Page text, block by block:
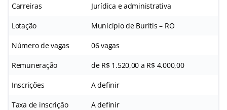
Carreiras Jurídica e administrativa
Lotação Município de Buritis – RO
Número de vagas 06 vagas
Remuneração de R$ 1.520,00 a R$ 4.000,00
Inscrições A definir
Taxa de inscrição A definir